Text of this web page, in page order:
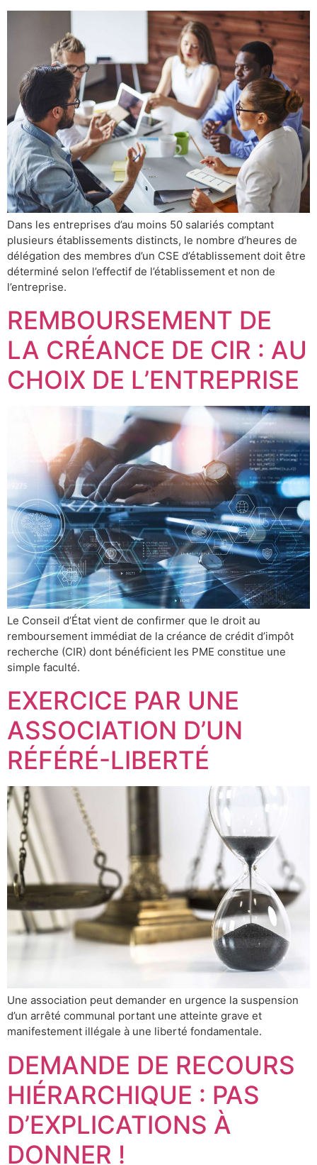
Dans les entreprises d’au moins 50 salariés comptant
plusieurs établissements distincts, le nombre d’heures de
délégation des membres d’un CSE d’établissement doit être
déterminé selon l’effectif de l’établissement et non de
l’entreprise.
REMBOURSEMENT DE
LA CRÉANCE DE CIR : AU
CHOIX DE L’ENTREPRISE
Le Conseil d’État vient de confirmer que le droit au
remboursement immédiat de la créance de crédit d’impôt
recherche (CIR) dont bénéficient les PME constitue une
simple faculté.
EXERCICE PAR UNE
ASSOCIATION D’UN
RÉFÉRÉ-LIBERTÉ
Une association peut demander en urgence la suspension
d’un arrêté communal portant une atteinte grave et
manifestement illégale à une liberté fondamentale.
DEMANDE DE RECOURS
HIÉRARCHIQUE : PAS
D’EXPLICATIONS À
DONNER !